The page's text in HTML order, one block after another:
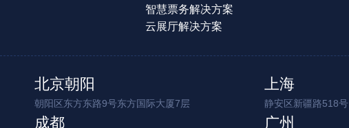
智慧票务解决方案
云展厅解决方案
北京朝阳
朝阳区东方东路9号东方国际大厦7层
上海
静安区新疆路518号
成都 广州